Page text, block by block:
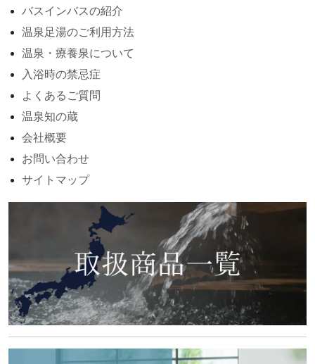
バスインバスの紹介
温泉足湯のご利用方法
温泉・療養泉について
入浴時の禁忌症
よくあるご質問
温泉知の蔵
会社概要
お問い合わせ
サイトマップ